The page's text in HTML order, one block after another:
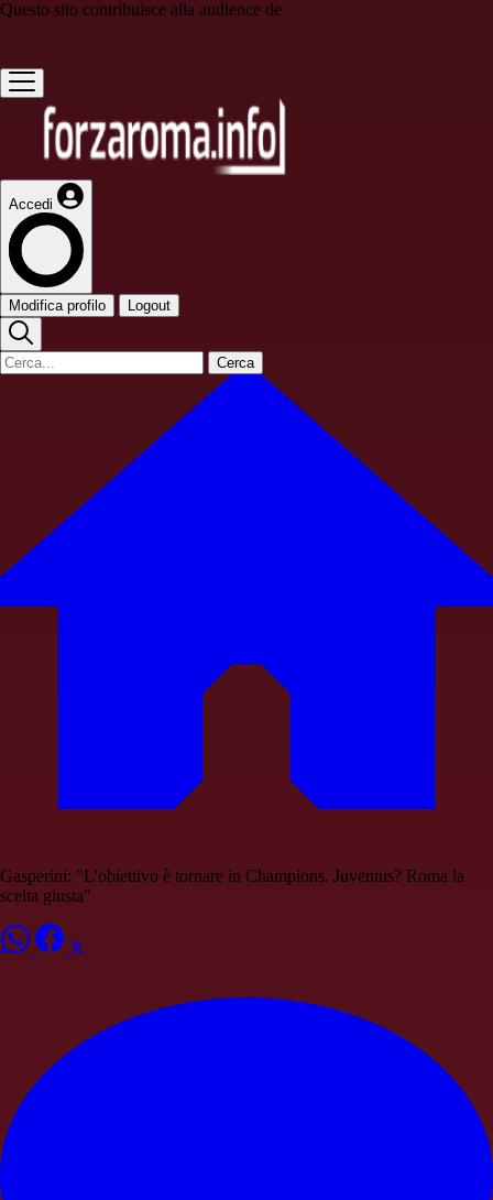
Questo sito contribuisce alla audience de
Accedi
Modifica profilo Logout
Cerca
Gasperini: "L'obiettivo è tornare in Champions. Juventus? Roma la
scelta giusta"